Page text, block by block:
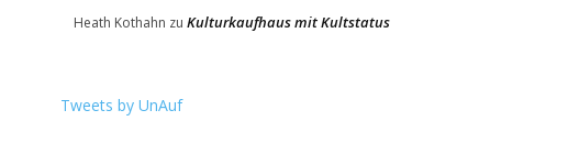
Heath Kothahn zu Kulturkaufhaus mit Kultstatus
Tweets by UnAuf